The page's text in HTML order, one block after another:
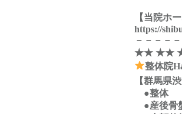
【当院ホ
https://
－－－－
★★ ★★
整体院
【群馬県
●整体
●産後骨